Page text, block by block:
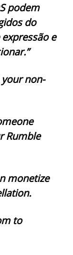
podem
do
e
non-
Rumble
monetize
to